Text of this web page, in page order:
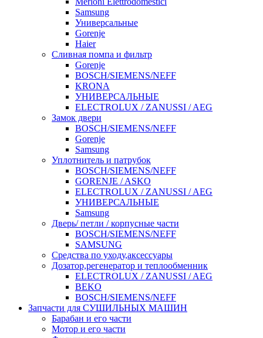
Samsung
Универсальные
Gorenje
Haier
Сливная помпа и фильтр
Gorenje
BOSCH/SIEMENS/NEFF
KRONA
УНИВЕРСАЛЬНЫЕ
ELECTROLUX / ZANUSSI / AEG
Замок двери
BOSCH/SIEMENS/NEFF
Gorenje
Samsung
Уплотнитель и патрубок
BOSCH/SIEMENS/NEFF
GORENJE / ASKO
ELECTROLUX / ZANUSSI / AEG
УНИВЕРСАЛЬНЫЕ
Samsung
Дверь/ петли / корпусные части
BOSCH/SIEMENS/NEFF
SAMSUNG
Средства по уходу,аксессуары
Дозатор,регенератор и теплообменник
ELECTROLUX / ZANUSSI / AEG
BEKO
BOSCH/SIEMENS/NEFF
Запчасти для СУШИЛЬНЫХ МАШИН
Барабан и его части
Мотор и его части